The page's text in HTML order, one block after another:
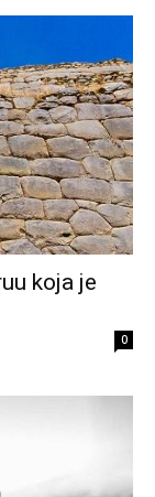
koja je
0